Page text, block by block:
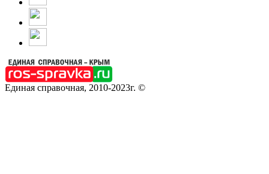
Единая справочная, 2010-2023г. ©